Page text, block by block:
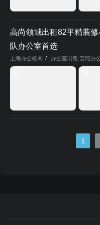
高尚领域出租82平精装
队办公室首选
上海办公楼网 / 办公室出租 普陀办
1